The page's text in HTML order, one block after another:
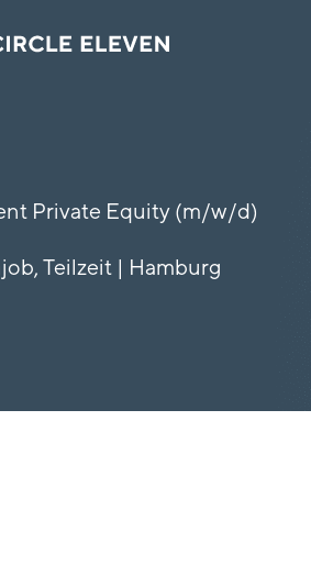
Private Equity (m/w/d)​
Teilzeit | Hamburg